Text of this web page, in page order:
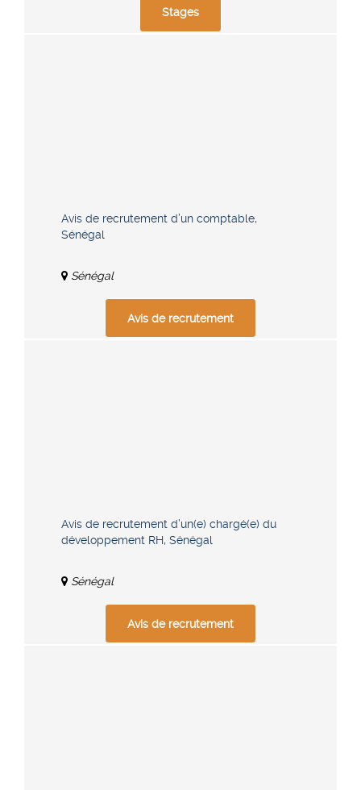
Stages
Avis de recrutement d’un comptable,
Sénégal
Sénégal
Avis de recrutement
Avis de recrutement d’un(e) chargé(e) du
développement RH, Sénégal
Sénégal
Avis de recrutement